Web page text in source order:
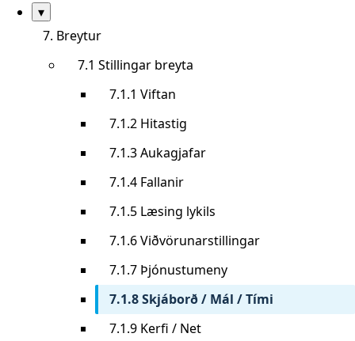
▾Sýna/fela
undirkafla
7. Breytur
7.1 Stillingar breyta
7.1.1 Viftan
7.1.2 Hitastig
7.1.3 Aukagjafar
7.1.4 Fallanir
7.1.5 Læsing lykils
7.1.6 Viðvörunarstillingar
7.1.7 Þjónustumeny
7.1.8 Skjáborð / Mál / Tími
7.1.9 Kerfi / Net